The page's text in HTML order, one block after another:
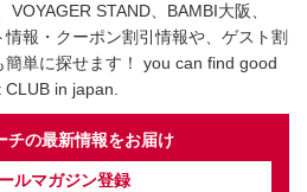
VOYAGER STAND、BAMBI大阪、
報・クーポン割引情報や、ゲスト割
単に探せます！ you can find good
CLUB in japan.
チの最新情報をお届け
ルマガジン登録